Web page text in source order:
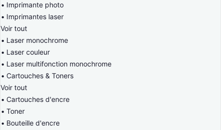
Imprimante photo
Imprimantes laser
Voir tout
Laser monochrome
Laser couleur
Laser multifonction monochrome
Cartouches & Toners
Voir tout
Cartouches d'encre
Toner
Bouteille d'encre